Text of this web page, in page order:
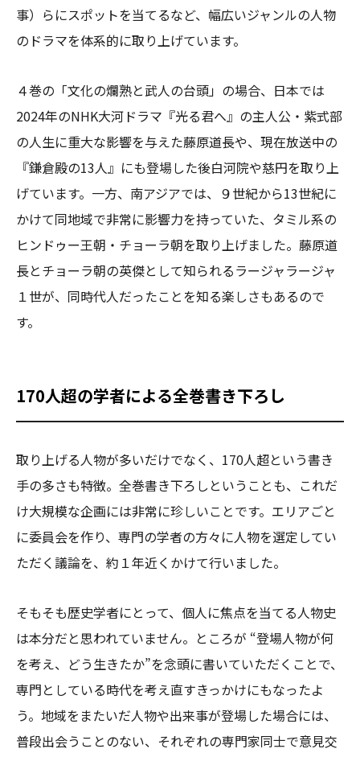
事）らにスポットを当てるなど、幅広いジャンルの人物
のドラマを体系的に取り上げています。
４巻の「文化の爛熟と武人の台頭」の場合、日本では
2024年のNHK大河ドラマ『光る君へ』の主人公・紫式部
の人生に重大な影響を与えた藤原道長や、現在放送中の
『鎌倉殿の13人』にも登場した後白河院や慈円を取り上
げています。一方、南アジアでは、９世紀から13世紀に
かけて同地域で非常に影響力を持っていた、タミル系の
ヒンドゥー王朝・チョーラ朝を取り上げました。藤原道
長とチョーラ朝の英傑として知られるラージャラージャ
１世が、同時代人だったことを知る楽しさもあるので
す。
170人超の学者による全巻書き下ろし
取り上げる人物が多いだけでなく、170人超という書き
手の多さも特徴。全巻書き下ろしということも、これだ
け大規模な企画には非常に珍しいことです。エリアごと
に委員会を作り、専門の学者の方々に人物を選定してい
ただく議論を、約１年近くかけて行いました。
そもそも歴史学者にとって、個人に焦点を当てる人物史
は本分だと思われていません。ところが “登場人物が何
を考え、どう生きたか”を念頭に書いていただくことで、
専門としている時代を考え直すきっかけにもなったよ
う。地域をまたいだ人物や出来事が登場した場合には、
普段出会うことのない、それぞれの専門家同士で意見交